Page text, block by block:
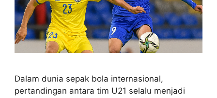
Dalam dunia sepak bola internasional,
pertandingan antara tim U21 selalu menjadi